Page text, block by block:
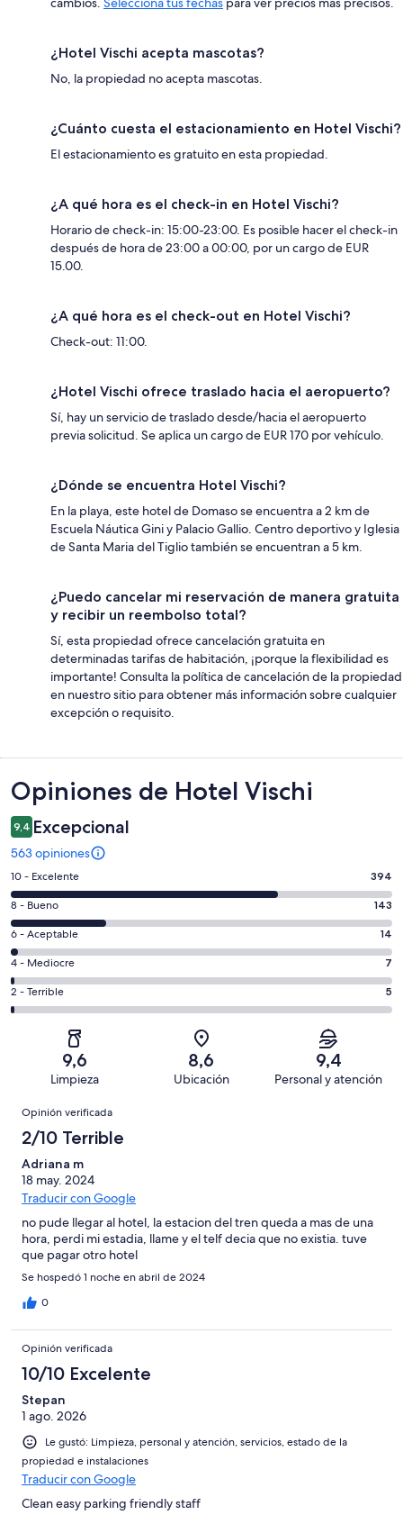
¿Hotel Vischi acepta mascotas?
No, la propiedad no acepta mascotas.
¿Cuánto cuesta el estacionamiento en Hotel Vischi?
El estacionamiento es gratuito en esta propiedad.
¿A qué hora es el check-in en Hotel Vischi?
Horario de check-in: 15:00-23:00. Es posible hacer el check-in
después de hora de 23:00 a 00:00, por un cargo de EUR
15.00.
¿A qué hora es el check-out en Hotel Vischi?
Check-out: 11:00.
¿Hotel Vischi ofrece traslado hacia el aeropuerto?
Sí, hay un servicio de traslado desde/hacia el aeropuerto
previa solicitud. Se aplica un cargo de EUR 170 por vehículo.
¿Dónde se encuentra Hotel Vischi?
En la playa, este hotel de Domaso se encuentra a 2 km de
Escuela Náutica Gini y Palacio Gallio. Centro deportivo y Iglesia
de Santa Maria del Tiglio también se encuentran a 5 km.
¿Puedo cancelar mi reservación de manera gratuita
y recibir un reembolso total?
Sí, esta propiedad ofrece cancelación gratuita en
determinadas tarifas de habitación, ¡porque la flexibilidad es
importante! Consulta la política de cancelación de la propiedad
en nuestro sitio para obtener más información sobre cualquier
excepción o requisito.
Opiniones
Opiniones de Hotel Vischi
9,4 Excepcional
563 opiniones
Evaluación:
10
-
Excelente.
394
de
563
opiniones
10 - Excelente 394
Evaluación:
8
-
Bueno.
143
de
opiniones
8 - Bueno 143
Evaluación:
6
-
Aceptable.
14
opiniones
6 - Aceptable 14
Evaluación:
4
-
4 - Mediocre 7
Evaluación:
2
563
2 - Terrible 5
9,6
Limpieza
8,6
Ubicación
9,4
Personal y atención
Opiniones
Opinión verificada
2/10 Terrible
Adriana m
18 may. 2024
Traducir con Google
no pude llegar al hotel, la estacion del tren queda a mas de una
hora, perdi mi estadia, llame y el telf decia que no existia. tuve
que pagar otro hotel
Se hospedó 1 noche en abril de 2024
0
Opinión verificada
10/10 Excelente
Stepan
1 ago. 2026
Le gustó: Limpieza, personal y atención, servicios, estado de la
propiedad e instalaciones
Traducir con Google
Clean easy parking friendly staff